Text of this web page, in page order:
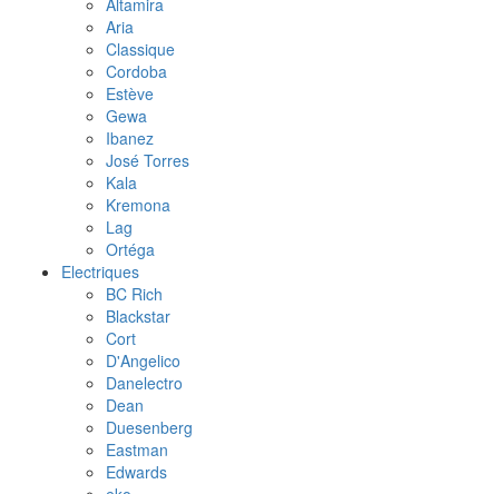
Altamira
Aria
Classique
Cordoba
Estève
Gewa
Ibanez
José Torres
Kala
Kremona
Lag
Ortéga
Electriques
BC Rich
Blackstar
Cort
D'Angelico
Danelectro
Dean
Duesenberg
Eastman
Edwards